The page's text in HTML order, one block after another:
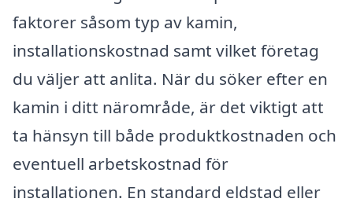
faktorer såsom typ av kamin,
installationskostnad samt vilket företag
du väljer att anlita. När du söker efter en
kamin i ditt närområde, är det viktigt att
ta hänsyn till både produktkostnaden och
eventuell arbetskostnad för
installationen. En standard eldstad eller